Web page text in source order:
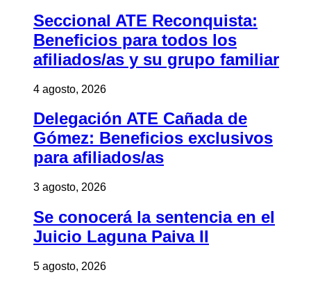
Seccional ATE Reconquista:
Beneficios para todos los
afiliados/as y su grupo familiar
4 agosto, 2026
Delegación ATE Cañada de
Gómez: Beneficios exclusivos
para afiliados/as
3 agosto, 2026
Se conocerá la sentencia en el
Juicio Laguna Paiva II
5 agosto, 2026